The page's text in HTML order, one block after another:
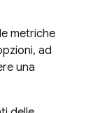
metriche
ad
una